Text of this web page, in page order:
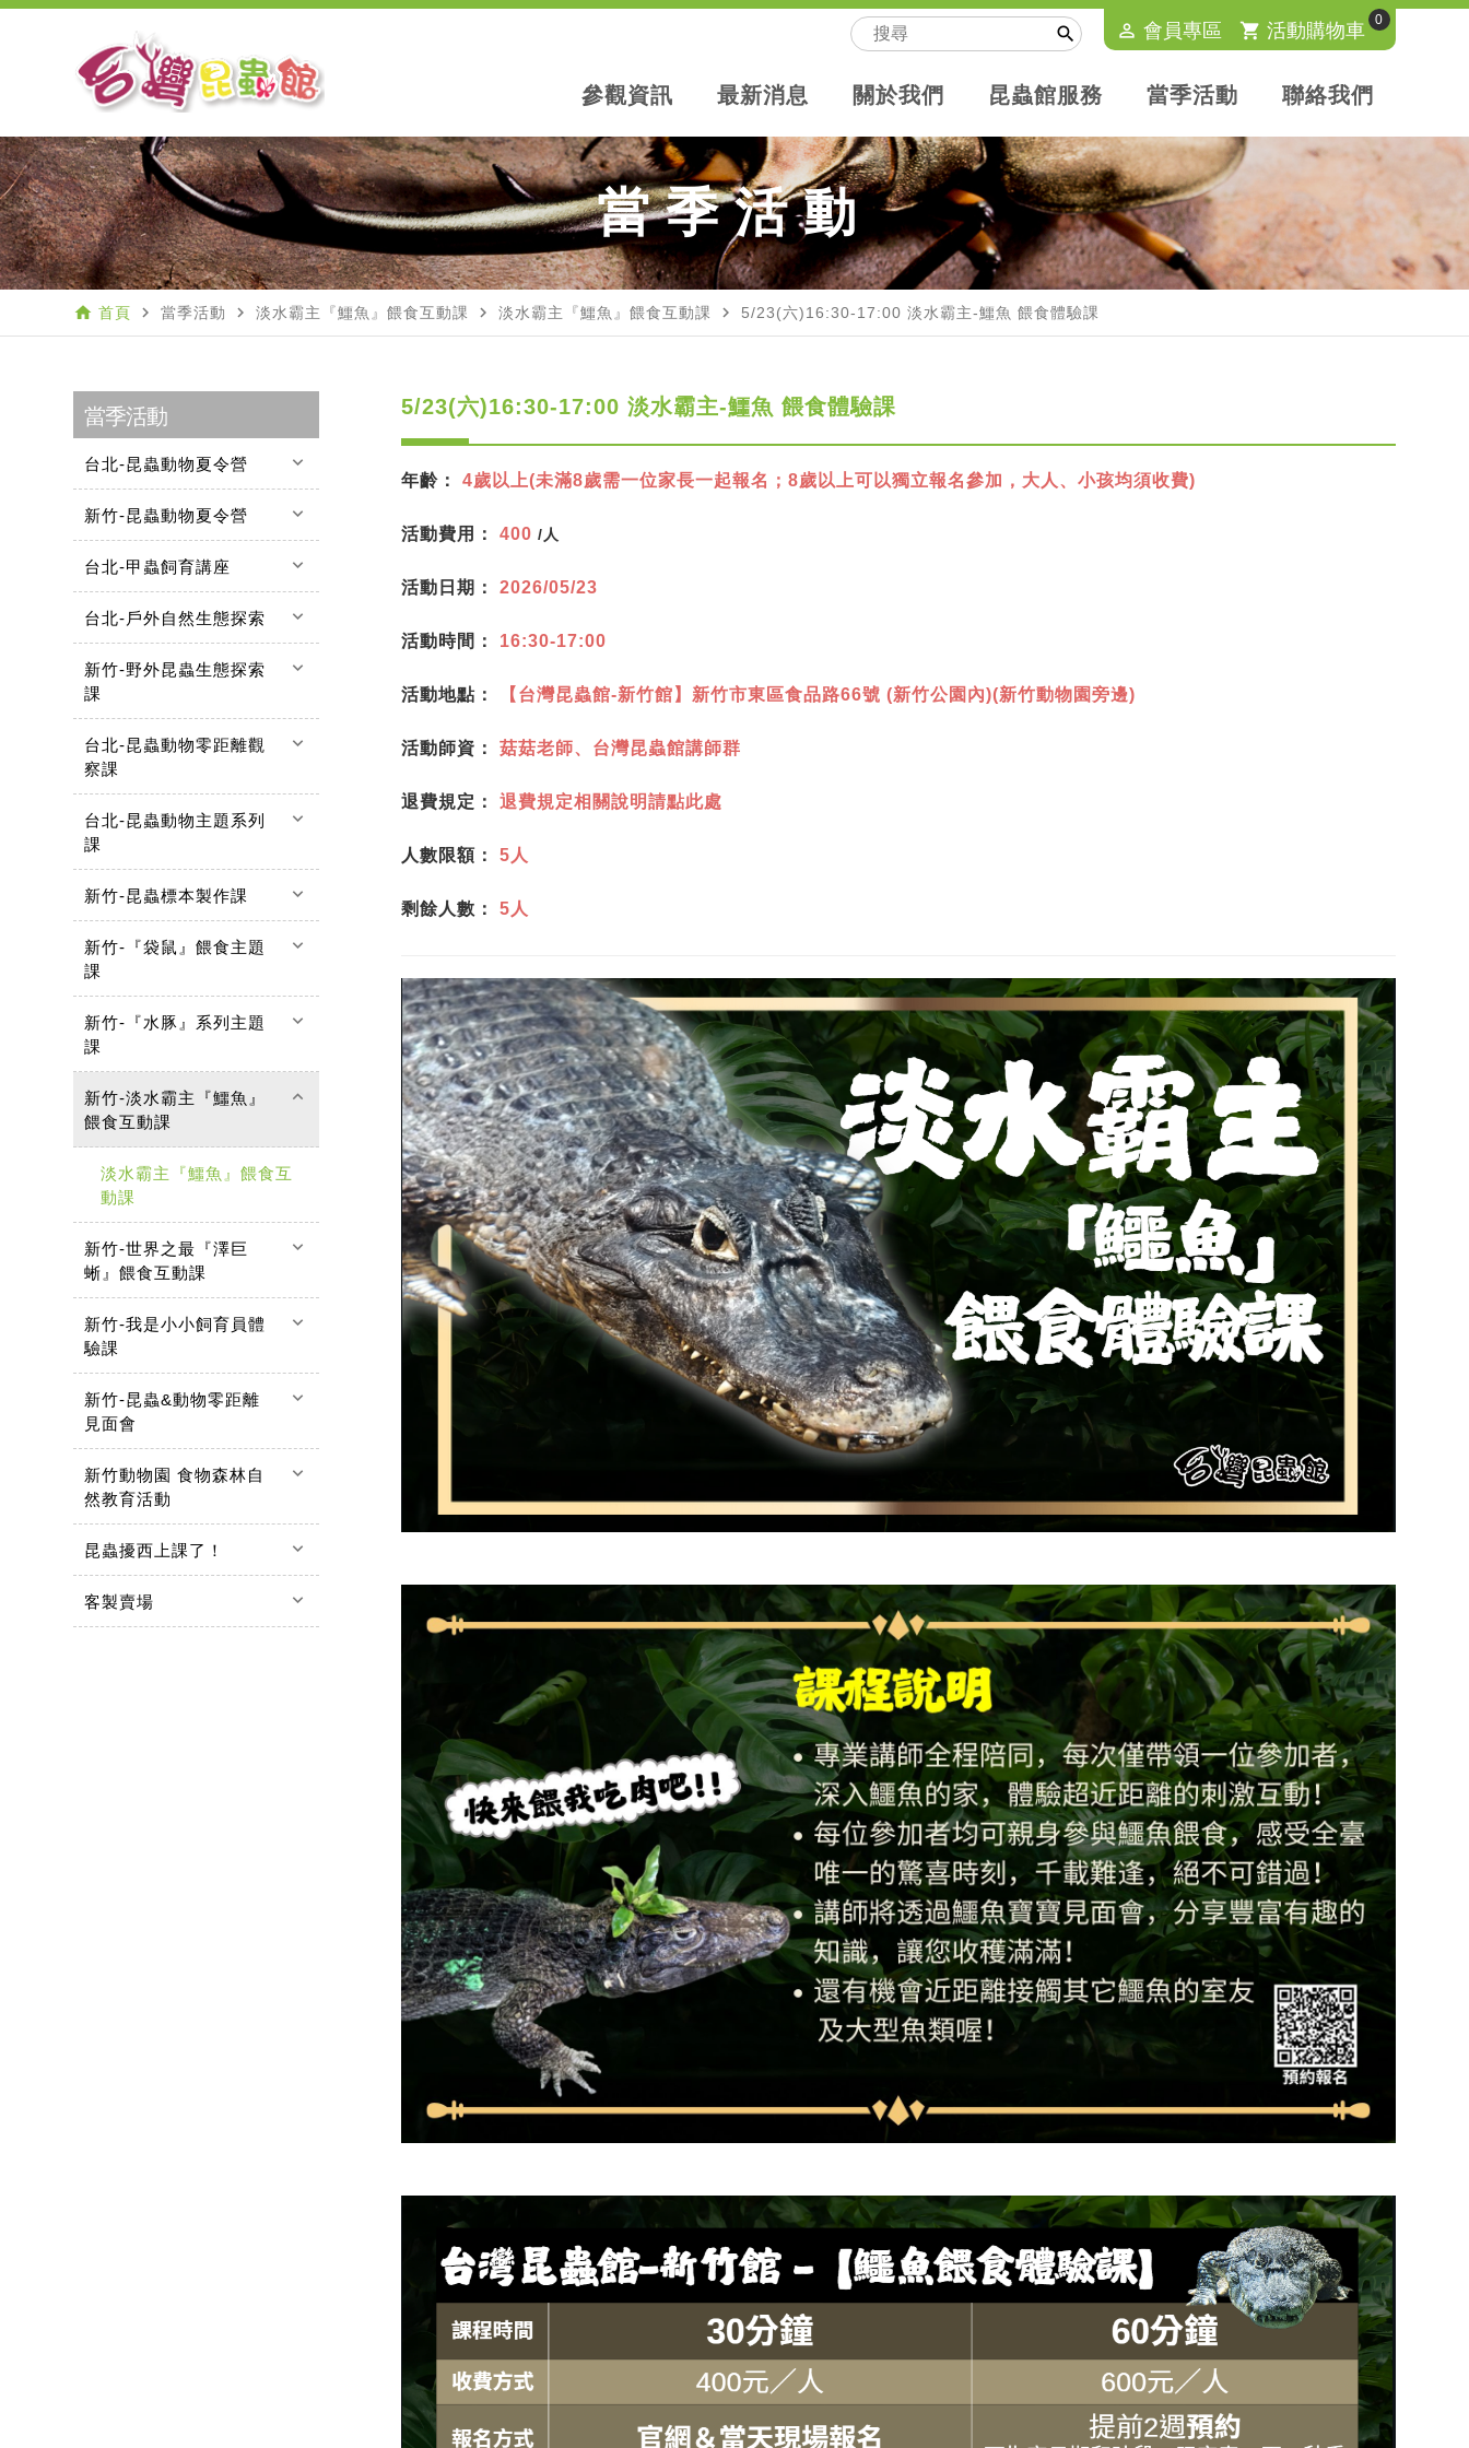
 perm_identity 會員專區 shopping_cart 活動購物車 0
參觀資訊 最新消息 關於我們 昆蟲館服務 當季活動 聯絡我們
當季活動
home 首頁 navigate_next 當季活動 navigate_next 淡水霸主『鱷魚』餵食互動課 navigate_next 淡水霸主『鱷魚』餵食互動課 navigate_next 5/23(六)16:30-17:00 淡水霸主-鱷魚 餵食體驗課
當季活動
台北-昆蟲動物夏令營 keyboard_arrow_down
新竹-昆蟲動物夏令營 keyboard_arrow_down
台北-甲蟲飼育講座 keyboard_arrow_down
台北-戶外自然生態探索 keyboard_arrow_down
新竹-野外昆蟲生態探索
課
keyboard_arrow_down
台北-昆蟲動物零距離觀
察課
keyboard_arrow_down
台北-昆蟲動物主題系列
課
keyboard_arrow_down
新竹-昆蟲標本製作課 keyboard_arrow_down
新竹-『袋鼠』餵食主題
課
keyboard_arrow_down
新竹-『水豚』系列主題
課
keyboard_arrow_down
新竹-淡水霸主『鱷魚』
餵食互動課
keyboard_arrow_up
淡水霸主『鱷魚』餵食互
動課
新竹-世界之最『澤巨
蜥』餵食互動課
keyboard_arrow_down
新竹-我是小小飼育員體
驗課
keyboard_arrow_down
新竹-昆蟲&動物零距離
見面會
keyboard_arrow_down
新竹動物園 食物森林自
然教育活動
keyboard_arrow_down
昆蟲擾西上課了！ keyboard_arrow_down
客製賣場 keyboard_arrow_down
5/23(六)16:30-17:00 淡水霸主-鱷魚 餵食體驗課
年齡：4歲以上(未滿8歲需一位家長一起報名；8歲以上可以獨立報名參加，大人、小孩均須收費)
活動費用：400 /人
活動日期：2026/05/23
活動時間： 16:30-17:00
活動地點： 【台灣昆蟲館-新竹館】新竹市東區食品路66號 (新竹公園內)(新竹動物園旁邊)
活動師資：菇菇老師、台灣昆蟲館講師群
退費規定：退費規定相關說明請點此處
人數限額：5人
剩餘人數：5人